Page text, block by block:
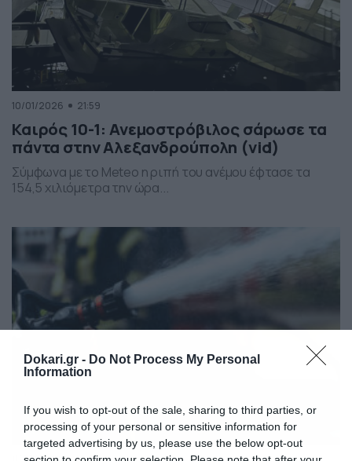
Dokari.gr - Do Not Process My Personal
Information
If you wish to opt-out of the sale, sharing to third parties, or
processing of your personal or sensitive information for
targeted advertising by us, please use the below opt-out
10/01/2026 21:59
Καιρός 10-1: Ανεμοστρόβιλος σάρωσε τα
πάντα στην Αλεξανδρούπολη (vid)
Σύμφωνα με το Meteo η ριπή του ανέμου έφτασε τα
154,5 χιλιόμετρα την ώρα...